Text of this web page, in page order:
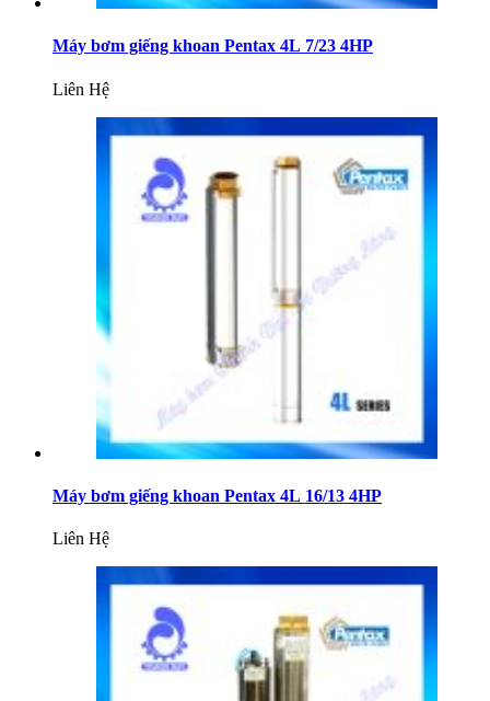
Máy bơm giếng khoan Pentax 4L 7/23 4HP
Liên Hệ
Máy bơm giếng khoan Pentax 4L 16/13 4HP
Liên Hệ